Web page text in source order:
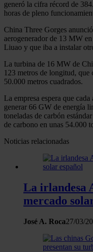
generó la cifra récord de
horas de pleno
China Three Gorges
aerogenerador de 13 MW
Liuao y que iba a instalar
La turbina de 16 MW de
123 metros de longitud, que
50.000 metros cuadrados.
La empresa espera que
generar 66 GW de energía
toneladas de carbón
de carbono en unas 54.000
Noticias relacionadas
La irlandesa
mercado
José A. Roca27/03/